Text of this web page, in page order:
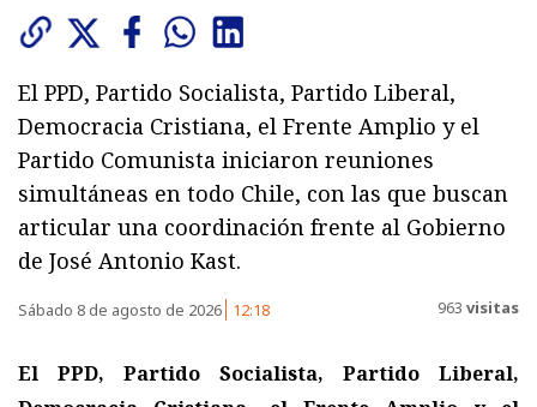
El PPD, Partido Socialista, Partido Liberal,
Democracia Cristiana, el Frente Amplio y el
Partido Comunista iniciaron reuniones
simultáneas en todo Chile, con las que buscan
articular una coordinación frente al Gobierno
de José Antonio Kast.
Sábado 8 de agosto de 2026 12:18 963 visitas
El PPD, Partido Socialista, Partido Liberal,